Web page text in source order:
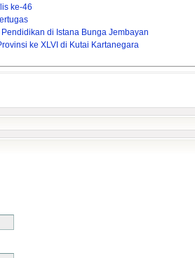
ke-46
di Istana Bunga Jembayan
ke XLVI di Kutai Kartanegara